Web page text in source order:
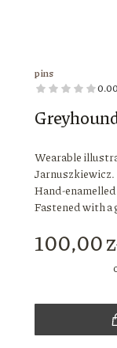
pins
0.00
Wearable
Jarnuszkiewicz.
Hand-
Fastened with
Price
100,00